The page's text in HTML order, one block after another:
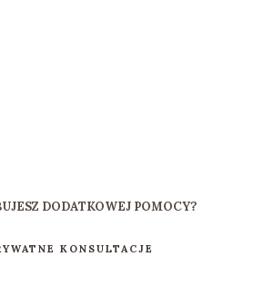
DODATKOWEJ POMOCY?
KONSULTACJE